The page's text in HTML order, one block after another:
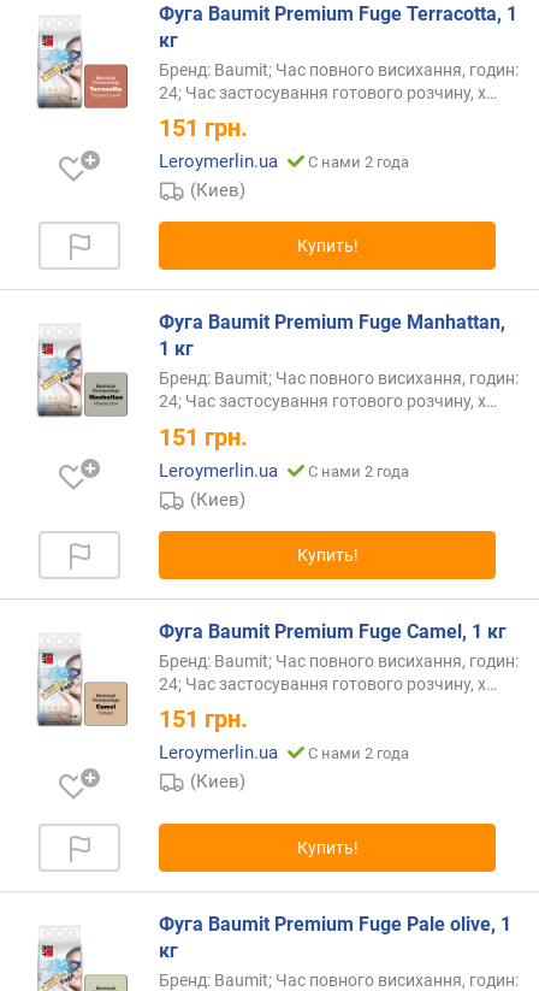
-
Z
)
о
а
т
у
(
Z
A
)
Фуга Baumit Premium Fuge Terracotta, 1
кг
Бренд: Baumit; Час повного висихання, годин:
24; Час застосування готового розчину, х…
151 грн.
Leroymerlin.ua С нами 2 года
(Киев)
Купить!
Фуга Baumit Premium Fuge Manhattan,
1 кг
Бренд: Baumit; Час повного висихання, годин:
24; Час застосування готового розчину, х…
151 грн.
Leroymerlin.ua С нами 2 года
(Киев)
Купить!
Фуга Baumit Premium Fuge Camel, 1 кг
Бренд: Baumit; Час повного висихання, годин:
24; Час застосування готового розчину, х…
151 грн.
Leroymerlin.ua С нами 2 года
(Киев)
Купить!
Фуга Baumit Premium Fuge Pale olive, 1
кг
Бренд: Baumit; Час повного висихання, годин: